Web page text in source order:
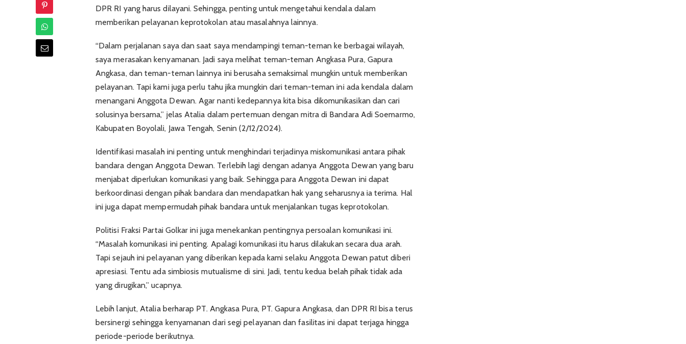
DPR RI yang harus dilayani. Sehingga, penting untuk mengetahui kendala dalam
memberikan pelayanan keprotokolan atau masalahnya lainnya.
“Dalam perjalanan saya dan saat saya mendampingi teman-teman ke berbagai wilayah,
saya merasakan kenyamanan. Jadi saya melihat teman-teman Angkasa Pura, Gapura
Angkasa, dan teman-teman lainnya ini berusaha semaksimal mungkin untuk memberikan
pelayanan. Tapi kami juga perlu tahu jika mungkin dari teman-teman ini ada kendala dalam
menangani Anggota Dewan. Agar nanti kedepannya kita bisa dikomunikasikan dan cari
solusinya bersama,” jelas Atalia dalam pertemuan dengan mitra di Bandara Adi Soemarmo,
Kabupaten Boyolali, Jawa Tengah, Senin (2/12/2024).
Identifikasi masalah ini penting untuk menghindari terjadinya miskomunikasi antara pihak
bandara dengan Anggota Dewan. Terlebih lagi dengan adanya Anggota Dewan yang baru
menjabat diperlukan komunikasi yang baik. Sehingga para Anggota Dewan ini dapat
berkoordinasi dengan pihak bandara dan mendapatkan hak yang seharusnya ia terima. Hal
ini juga dapat mempermudah pihak bandara untuk menjalankan tugas keprotokolan.
Politisi Fraksi Partai Golkar ini juga menekankan pentingnya persoalan komunikasi ini.
“Masalah komunikasi ini penting. Apalagi komunikasi itu harus dilakukan secara dua arah.
Tapi sejauh ini pelayanan yang diberikan kepada kami selaku Anggota Dewan patut diberi
apresiasi. Tentu ada simbiosis mutualisme di sini. Jadi, tentu kedua belah pihak tidak ada
yang dirugikan,” ucapnya.
Lebih lanjut, Atalia berharap PT. Angkasa Pura, PT. Gapura Angkasa, dan DPR RI bisa terus
bersinergi sehingga kenyamanan dari segi pelayanan dan fasilitas ini dapat terjaga hingga
periode-periode berikutnya.